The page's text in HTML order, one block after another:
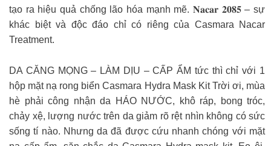
tạo ra hiệu quả chống lão hóa mạnh mẽ. 𝐍𝐚𝐜𝐚𝐫 𝟐𝟎𝟖𝟓 – sự
khác biệt và độc đáo chỉ có riêng của Casmara Nacar
Treatment.
DA CĂNG MỌNG – LÀM DỊU – CẤP ẨM tức thì chỉ với 1
hộp mặt nạ rong biển Casmara Hydra Mask Kit Trời ơi, mùa
hè phải công nhận da HÁO NƯỚC, khô ráp, bong tróc,
chảy xệ, lượng nước trên da giảm rõ rệt nhìn không có sức
sống tí nào. Nhưng da đã được cứu nhanh chóng với mặt